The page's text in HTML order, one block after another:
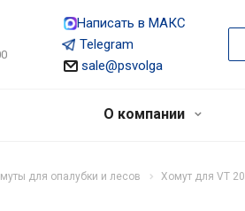
Написать в МАКС
Telegram
sale@psvolga
О компании
для опалубки и лесов Хомут для VT 20